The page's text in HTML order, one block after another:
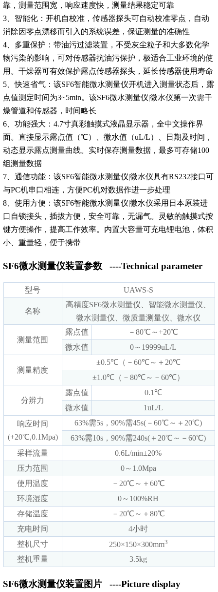
靠，测量范围宽，响应速度快，测量结果稳定可靠
3、智能化：开机自校准，传感器探头可自动校准零点，自动
消除因零点漂移而引入的系统误差，保证测量的准确性
4、多重保护：带油污过滤装置，不受灰尘粒子和大多数化学
物污染的影响，可对传感器抗油污保护，极适合工业环境的使
用。干燥器可有效保护露点传感器探头，延长传感器使用寿命
5、快速省气：该SF6智能微水测量仪开机进入测量状态后，露
点值测定时间为3~5min。该SF6微水测量仪|微水仪第一次需干
燥管道和传感器，时间略长
6、功能强大：4.7寸真彩触摸式液晶显示器，全中文操作界
面。直接显示露点值（℃）、微水值（uL/L）、日期及时间，
动态显示露点测量曲线。实时保存测量数据，最多可存储100
组测量数据
7、通信功能：该SF6智能微水测量仪|微水仪具有RS232接口可
与PC机串口相连，方便PC机对数据作进一步处理
8、使用方便：该SF6智能微水测量仪|微水仪采用日本原装进
口自锁接头，插拔方便，安全可靠，无漏气。灵敏的触摸式按
键方便操作，提高工作效率。内置大容量可充电锂电池，体积
小、重量轻，便于携带
SF6微水测量仪装置参数 ----Technical parameter
型号 UAWS-S
名称
高精度SF6微水测量仪、智能微水测量仪、
微水测量仪、微质量测量仪、微水仪
测量范围
露点值
－80℃～+20℃
微水值
0～19999uL/L
测量精度
±0.5℃（－60℃～＋20℃
±1.0℃（－80℃～－60℃）
分辨力
露点值
0.1℃
微水值
1uL/L
响应时间
(+20℃,0.1Mpa)
63%需5s，90%需45s(－60℃～＋20℃)
63%需10s，90%需240s(＋20℃～－60℃)
采样流量
0.6L/min±20%
压力范围
0～1.0Mpa
使用温度
－20℃～＋60℃
环境湿度
0～100%RH
存储温度
－20℃～＋80℃
充电时间
4小时
整机尺寸
250×150×300mm3
整机重量 3.5kg
SF6微水测量仪装置图片 ----Picture display